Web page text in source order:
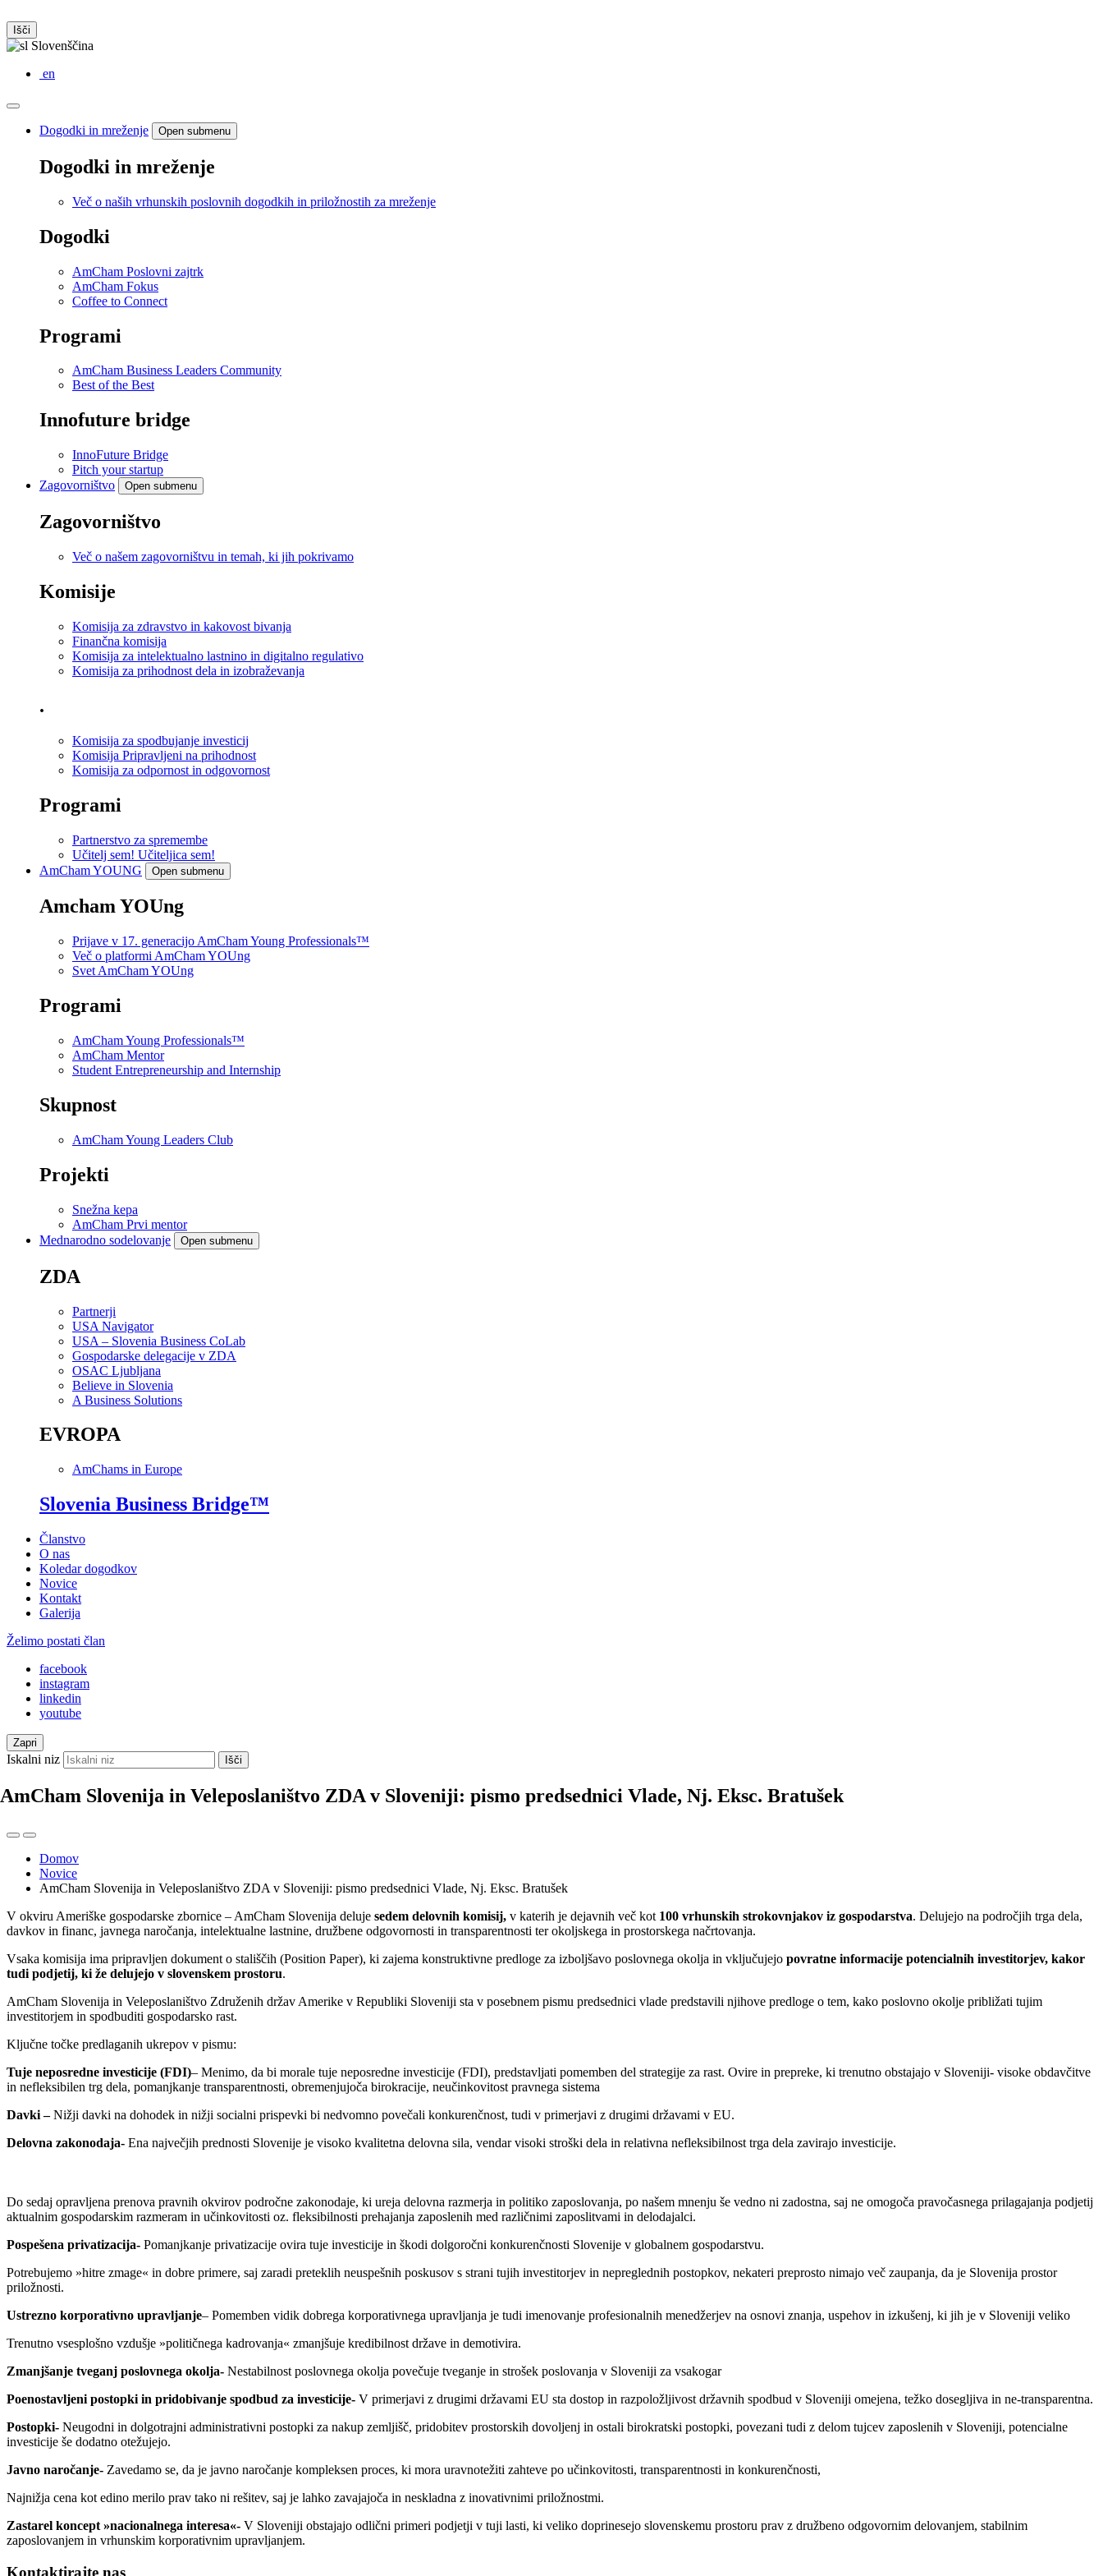
Išči
Slovenščina
en
Dogodki in mreženje Open submenu
Dogodki in mreženje
Več o naših vrhunskih poslovnih dogodkih in priložnostih za mreženje
Dogodki
AmCham Poslovni zajtrk
AmCham Fokus
Coffee to Connect
Programi
AmCham Business Leaders Community
Best of the Best
Innofuture bridge
InnoFuture Bridge
Pitch your startup
Zagovorništvo
Open submenu
Zagovorništvo
Več o našem zagovorništvu in temah, ki jih pokrivamo
Komisije
Komisija za zdravstvo in kakovost bivanja
Finančna komisija
Komisija za intelektualno lastnino in digitalno regulativo
Komisija za prihodnost dela in izobraževanja
.
Komisija za spodbujanje investicij
Komisija Pripravljeni na prihodnost
Komisija za odpornost in odgovornost
Programi
Partnerstvo za spremembe
Učitelj sem! Učiteljica sem!
AmChamYOUNG Open submenu
Amcham YOUng
Prijave v 17. generacijo AmCham Young Professionals™
Več o platformi AmCham YOUng
Svet AmCham YOUng
Programi
AmCham Young Professionals™
AmCham Mentor
Student Entrepreneurship and Internship
Skupnost
AmCham Young Leaders Club
Projekti
Snežna kepa
AmCham Prvi mentor
Mednarodno sodelovanje
Open submenu
ZDA
Partnerji
USA Navigator
USA – Slovenia Business CoLab
Gospodarske delegacije v ZDA
OSAC Ljubljana
Believe in Slovenia
A Business Solutions
EVROPA
AmChams in Europe
Slovenia Business Bridge™
Članstvo
O nas
Koledar dogodkov
Novice
Kontakt
Galerija
Želimo postati član
facebook
instagram
linkedin
youtube
Zapri
Iskalni niz Išči
AmCham Slovenija in Veleposlaništvo ZDA v Sloveniji: pismo predsednici Vlade, Nj. Eksc. Bratušek
Domov
Novice
AmCham Slovenija in Veleposlaništvo ZDA v Sloveniji: pismo predsednici Vlade, Nj. Eksc. Bratušek
V okviru Ameriške gospodarske zbornice – AmCham Slovenija deluje sedem delovnih komisij, v katerih je dejavnih več kot 100 vrhunskih strokovnjakov iz gospodarstva. Delujejo na področjih trga dela,
davkov in financ, javnega naročanja, intelektualne lastnine, družbene odgovornosti in transparentnosti ter okoljskega in prostorskega načrtovanja.
Vsaka komisija ima pripravljen dokument o stališčih (Position Paper), ki zajema konstruktivne predloge za izboljšavo poslovnega okolja in vključujejo povratne informacije potencialnih investitorjev, kakor
tudi podjetij, ki že delujejo v slovenskem prostoru.
AmCham Slovenija in Veleposlaništvo Združenih držav Amerike v Republiki Sloveniji sta v posebnem pismu predsednici vlade predstavili njihove predloge o tem, kako poslovno okolje približati tujim
investitorjem in spodbuditi gospodarsko rast.
Ključne točke predlaganih ukrepov v pismu:
Tuje neposredne investicije (FDI)– Menimo, da bi morale tuje neposredne investicije (FDI), predstavljati pomemben del strategije za rast. Ovire in prepreke, ki trenutno obstajajo v Sloveniji- visoke obdavčitve
in nefleksibilen trg dela, pomanjkanje transparentnosti, obremenjujoča birokracije, neučinkovitost pravnega sistema
Davki –Nižji davki na dohodek in nižji socialni prispevki bi nedvomno povečali konkurenčnost, tudi v primerjavi z drugimi državami v EU.
Delovna zakonodaja- Ena največjih prednosti Slovenije je visoko kvalitetna delovna sila, vendar visoki stroški dela in relativna nefleksibilnost trga dela zavirajo investicije.
Do sedaj opravljena prenova pravnih okvirov področne zakonodaje, ki ureja delovna razmerja in politiko zaposlovanja, po našem mnenju še vedno ni zadostna, saj ne omogoča pravočasnega prilagajanja podjetij
aktualnim gospodarskim razmeram in učinkovitosti oz. fleksibilnosti prehajanja zaposlenih med različnimi zaposlitvami in delodajalci.
Pospešena privatizacija- Pomanjkanje privatizacije ovira tuje investicije in škodi dolgoročni konkurenčnosti Slovenije v globalnem gospodarstvu.
Potrebujemo »hitre zmage« in dobre primere, saj zaradi preteklih neuspešnih poskusov s strani tujih investitorjev in nepreglednih postopkov, nekateri preprosto nimajo več zaupanja, da je Slovenija prostor
priložnosti.
Ustrezno korporativno upravljanje– Pomemben vidik dobrega korporativnega upravljanja je tudi imenovanje profesionalnih menedžerjev na osnovi znanja, uspehov in izkušenj, ki jih je v Sloveniji veliko
Trenutno vsesplošno vzdušje »političnega kadrovanja« zmanjšuje kredibilnost države in demotivira.
Zmanjšanje tveganj poslovnega okolja- Nestabilnost poslovnega okolja povečuje tveganje in strošek poslovanja v Sloveniji za vsakogar
Poenostavljeni postopki in pridobivanje spodbud za investicije- V primerjavi z drugimi državami EU sta dostop in razpoložljivost državnih spodbud v Sloveniji omejena, težko dosegljiva in ne-transparentna.
Postopki- Neugodni in dolgotrajni administrativni postopki za nakup zemljišč, pridobitev prostorskih dovoljenj in ostali birokratski postopki, povezani tudi z delom tujcev zaposlenih v Sloveniji, potencialne
investicije še dodatno otežujejo.
Javno naročanje- Zavedamo se, da je javno naročanje kompleksen proces, ki mora uravnotežiti zahteve po učinkovitosti, transparentnosti in konkurenčnosti,
Najnižja cena kot edino merilo prav tako ni rešitev, saj je lahko zavajajoča in neskladna z inovativnimi priložnostmi.
Zastarel koncept »nacionalnega interesa«- V Sloveniji obstajajo odlični primeri podjetji v tuji lasti, ki veliko doprinesejo slovenskemu prostoru prav z družbeno odgovornim delovanjem, stabilnim
zaposlovanjem in vrhunskim korporativnim upravljanjem.
Kontaktirajte nas